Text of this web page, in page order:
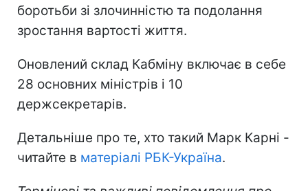
боротьби зі злочинністю та подолання
зростання вартості життя.
Оновлений склад Кабміну включає в себе
28 основних міністрів і 10
держсекретарів.
Детальніше про те, хто такий Марк Карні -
читайте в матеріалі РБК-Україна.